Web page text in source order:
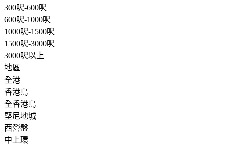
300呎-600呎
600呎-1000呎
1000呎-1500呎
1500呎-3000呎
3000呎以上
地區
全港
香港島
全香港島
堅尼地城
西營盤
中上環